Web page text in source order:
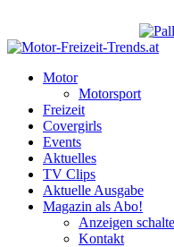
Motor
Motorsport
Freizeit
Covergirls
Events
Aktuelles
TV Clips
Aktuelle Ausgabe
Magazin als Abo!
Anzeigen
Kontakt